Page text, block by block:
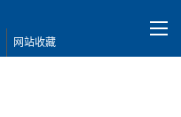
网站收藏